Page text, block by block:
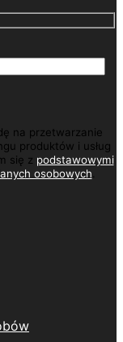
na przetwarzanie
produktów i usług
się z podstawowymi
osobowych